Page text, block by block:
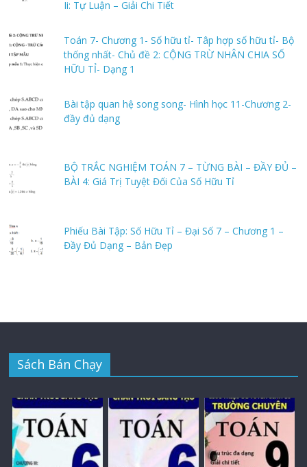
Ii: Tự Luận – Giải Chi Tiết
Toán 7- Chương 1- Số hữu tỉ- Tâp hợp số hữu tỉ- Bộ
thống nhất- Chủ đề 2: CỘNG TRỪ NHÂN CHIA SỐ
HỮU TỈ- Dạng 1
Bài tập quan hệ song song- Hình học 11-Chương 2-
đầy đủ dạng
BỘ TRẮC NGHIỆM TOÁN 7 – TỪNG BÀI – ĐẦY ĐỦ –
BÀI 4: Giá Trị Tuyệt Đối Của Số Hữu Tỉ
Phiếu Bài Tập: Số Hữu Tỉ – Đại Số 7 – Chương 1 –
Đầy Đủ Dạng – Bản Đẹp
Sách Bán Chạy